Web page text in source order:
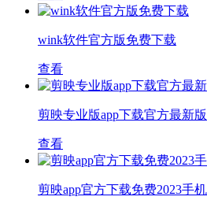
wink软件官方版免费下载
查看
剪映专业版app下载官方最新版
查看
剪映app官方下载免费2023手